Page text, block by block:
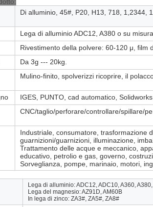
Di alluminio, 45#, P20, H13, 718, 1,2344,
Lega di alluminio ADC12, A380 o su
Rivestimento della polvere: 60-120 μ, film
Da 3g --- 20kg.
Mulino-finito, spolverizzi ricoprire, il
IGES, PUNTO, cad automatico,
CNC/taglio/perforare/controllare/spillare/
Industriale, consumatore, trasformazione
guarnizioni/guarnizioni, illuminazione,
Trattamento delle acque e meccanico,
educativo, petrolio e gas, governo,
Sorveglianza, pompe, marinaio, motori,
Lega di alluminio: ADC12, ADC10, A360,
Lega del magnesio: AZ91D, AM60B
In lega di zinco: ZA3#, ZA5#, ZA8#